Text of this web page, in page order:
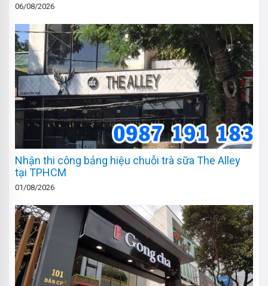
06/08/2026
Nhận thi công bảng hiệu chuỗi trà sữa The Alley
tại TPHCM
01/08/2026